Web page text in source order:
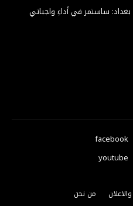
ساستمر في أداءِ واجباتي
facebook
youtube
من نحن